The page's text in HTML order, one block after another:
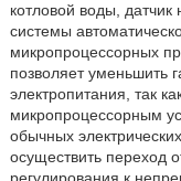
котловой воды,
системы
микропроцессорных
позволяет уменьшить
электропитания, так
микропроцессорным
обычных
осуществить переход